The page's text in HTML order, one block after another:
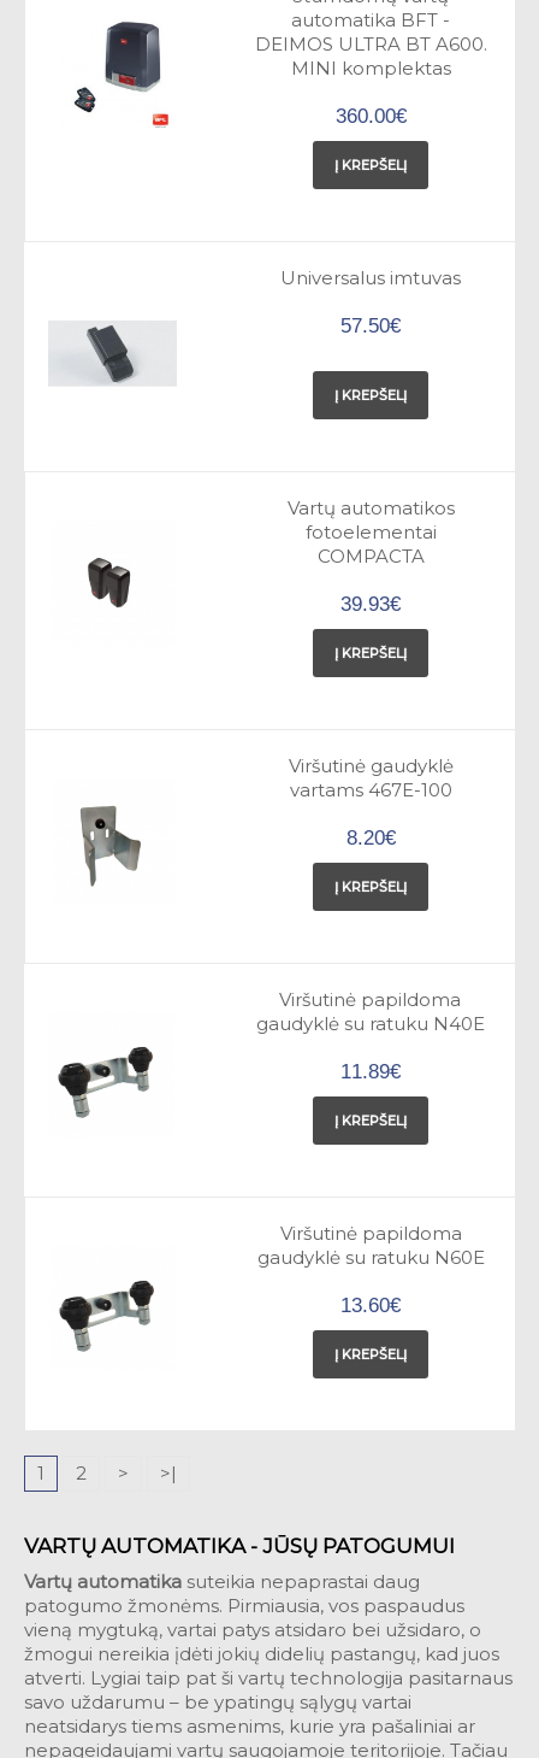
automatika BFT -
DEIMOS ULTRA BT A600.
MINI komplektas
360.00€
Į KREPŠELĮ
Universalus imtuvas
57.50€
Į KREPŠELĮ
Vartų automatikos
fotoelementai
COMPACTA
39.93€
Į KREPŠELĮ
Viršutinė gaudyklė
vartams 467E-100
8.20€
Į KREPŠELĮ
Viršutinė papildoma
gaudyklė su ratuku N40E
11.89€
Į KREPŠELĮ
Viršutinė papildoma
gaudyklė su ratuku N60E
13.60€
Į KREPŠELĮ
1 2 > >|
VARTŲ AUTOMATIKA - JŪSŲ PATOGUMUI
Vartų automatika suteikia nepaprastai daug
patogumo žmonėms. Pirmiausia, vos paspaudus
vieną mygtuką, vartai patys atsidaro bei užsidaro, o
žmogui nereikia įdėti jokių didelių pastangų, kad juos
atverti. Lygiai taip pat ši vartų technologija pasitarnaus
savo uždarumu – be ypatingų sąlygų vartai
neatsidarys tiems asmenims, kurie yra pašaliniai ar
nepageidaujami vartų saugojamoje teritorijoje. Tačiau